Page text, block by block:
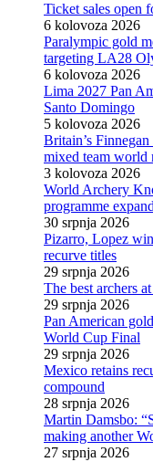
Ticket sales open
6 kolovoza 2026
Paralympic gold
targeting LA28
6 kolovoza 2026
Lima 2027 Pan
Santo Domingo
5 kolovoza 2026
Britain’s
mixed team world
3 kolovoza 2026
World Archery
programme
30 srpnja 2026
Pizarro, Lopez
recurve titles
29 srpnja 2026
The best archers
29 srpnja 2026
Pan American
World Cup Final
29 srpnja 2026
Mexico retains
compound
28 srpnja 2026
Martin Damsbo:
making another
27 srpnja 2026